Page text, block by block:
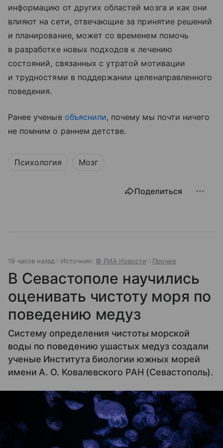
информацию от других областей мозга и как они
влияют на сети, отвечающие за принятие решений
и планирование, может со временем помочь
в разработке новых подходов к лечению
состояний, связанных с утратой мотивации
и трудностями в поддержании целенаправленного
поведения.
Ранее ученые объяснили, почему мы почти ничего
не помним о раннем детстве.
Психология Мозг
Поделиться
19 часов назад Источник: © РИА Новости Прочее
В Севастополе научились
оценивать чистоту моря по
поведению медуз
Систему определения чистоты морской
воды по поведению ушастых медуз создали
ученые Института биологии южных морей
имени А. О. Ковалевского РАН (Севастополь).